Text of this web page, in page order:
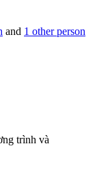
and 1 other person
trình và